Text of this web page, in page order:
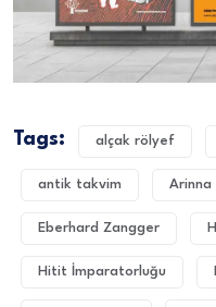
Tags: alçak rölyef
antik takvim Arinna
Eberhard Zangger
Hitit İmparatorluğu